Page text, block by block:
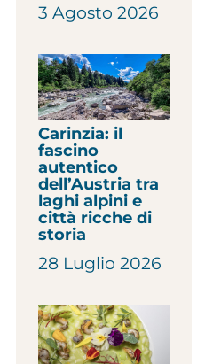
3 Agosto 2026
Carinzia: il
fascino
autentico
dell’Austria tra
laghi alpini e
città ricche di
storia
28 Luglio 2026